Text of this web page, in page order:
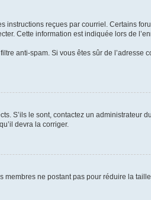
instructions reçues par courriel. Certains
Cette information est indiquée lors de
anti-spam. Si vous êtes sûr de l’adresse
S’ils le sont, contactez un administrateur
devra la corriger.
ne postant pas pour réduire la